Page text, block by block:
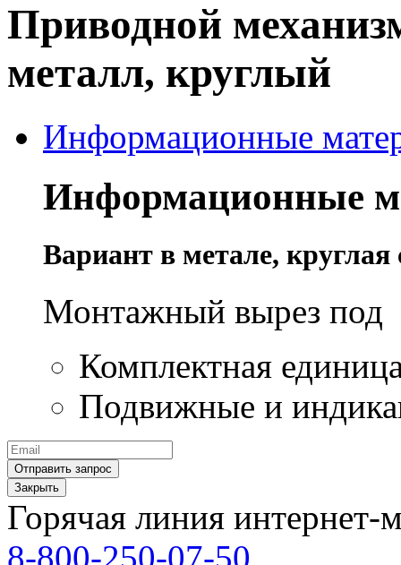
Приводной
металл, круглый
Информационные
Информационные
Вариант в метале, круглая
Монтажный вырез под
Комплектная
Подвижные и
Закрыть
Горячая линия интернет-